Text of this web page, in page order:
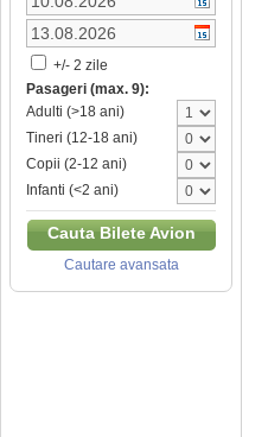
+/- 2 zile
Pasageri (max. 9):
Adulti (>18 ani)
Tineri (12-18 ani)
Copii (2-12 ani)
Infanti (<2 ani)
Cauta Bilete Avion
Cautare avansata